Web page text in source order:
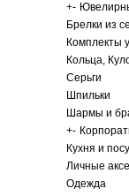
+-
Брелки из
Комплекты
Кольца,
Серьги
Шпильки
Шармы и
+-
Кухня и
Личные
Одежда